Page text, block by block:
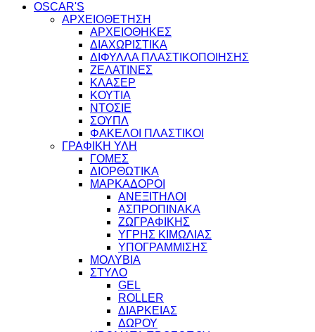
OSCAR'S
ΑΡΧΕΙΟΘΕΤΗΣΗ
ΑΡΧΕΙΟΘΗΚΕΣ
ΔΙΑΧΩΡΙΣΤΙΚΑ
ΔΙΦΥΛΛΑ ΠΛΑΣΤΙΚΟΠΟΙΗΣΗΣ
ΖΕΛΑΤΙΝΕΣ
ΚΛΑΣΕΡ
ΚΟΥΤΙΑ
ΝΤΟΣΙΕ
ΣΟΥΠΛ
ΦΑΚΕΛΟΙ ΠΛΑΣΤΙΚΟΙ
ΓΡΑΦΙΚΗ ΥΛΗ
ΓΟΜΕΣ
ΔΙΟΡΘΩΤΙΚΑ
ΜΑΡΚΑΔΟΡΟΙ
ΑΝΕΞΙΤΗΛΟΙ
ΑΣΠΡΟΠΙΝΑΚΑ
ΖΩΓΡΑΦΙΚΗΣ
ΥΓΡΗΣ ΚΙΜΩΛΙΑΣ
ΥΠΟΓΡΑΜΜΙΣΗΣ
ΜΟΛΥΒΙΑ
ΣΤΥΛΟ
GEL
ROLLER
ΔΙΑΡΚΕΙΑΣ
ΔΩΡΟΥ